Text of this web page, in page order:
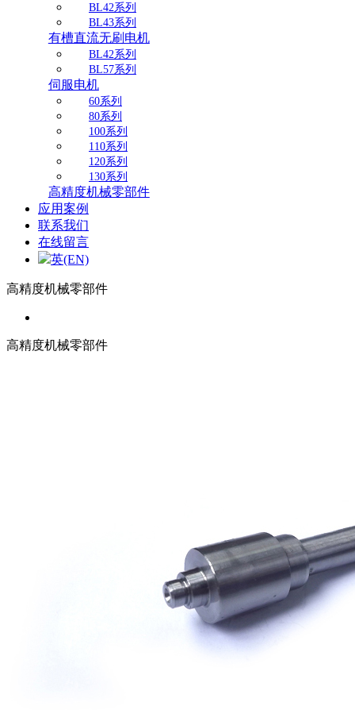
BL42系列
BL43系列
有槽直流无刷电机
BL42系列
BL57系列
伺服电机
60系列
80系列
100系列
110系列
120系列
130系列
高精度机械零部件
应用案例
联系我们
在线留言
英(EN)
高精度机械零部件
高精度机械零部件